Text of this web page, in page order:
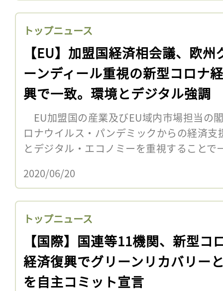
トップニュース
【EU】加盟国経済相会議、欧州
ーンディール重視の新型コロナ
興で一致。環境とデジタル強調
EU加盟国の産業及びEU域内市場担当の
ロナウイルス・パンデミックからの経済
とデジタル・エコノミーを重視すること
2020/06/20
トップニュース
【国際】国連等11機関、新型コ
経済復興でグリーンリカバリー
を自主コミット宣言